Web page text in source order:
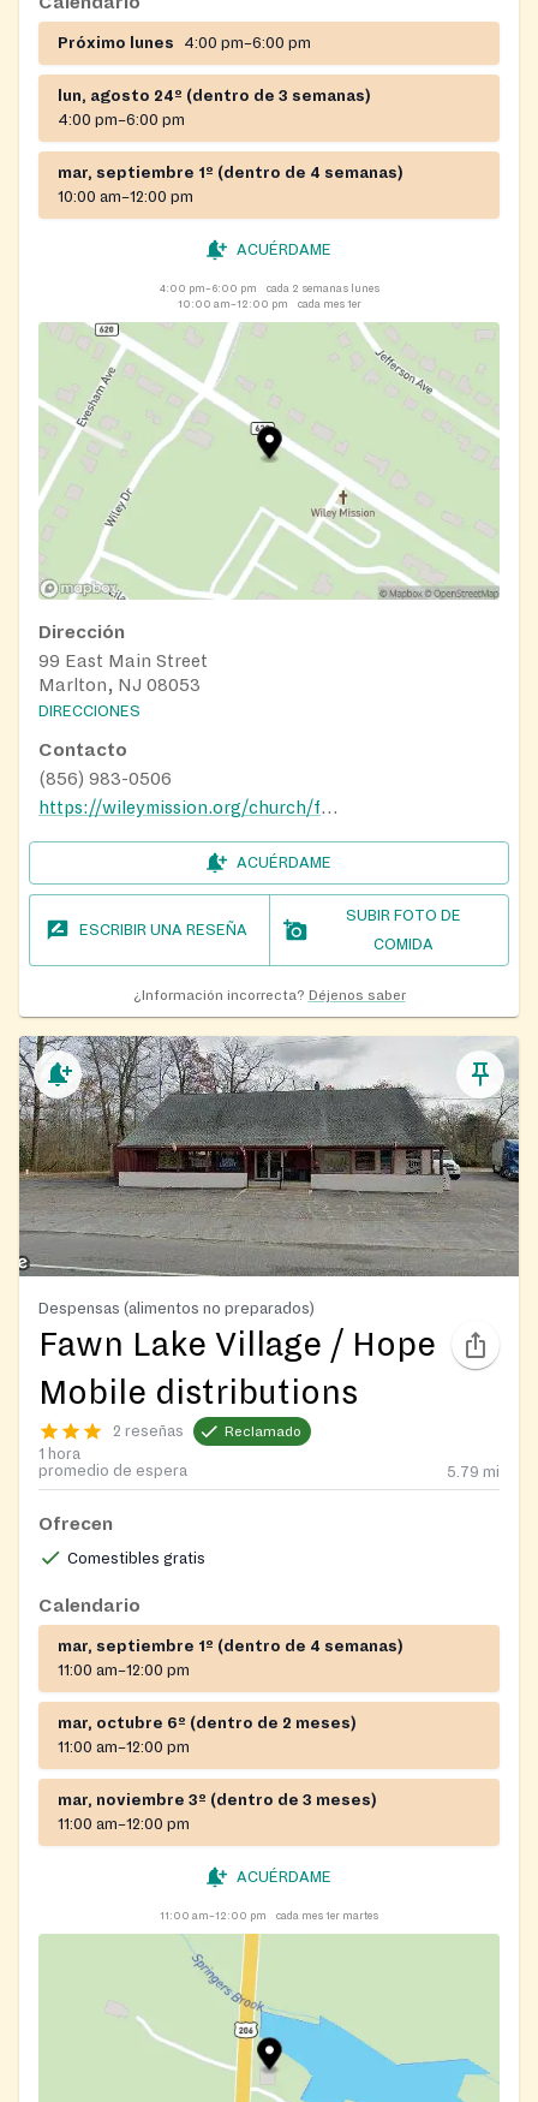
both donations and volunteers.
Próximo lunes 4:00 pm–6:00 pm
lun, agosto 24º (dentro de 3 semanas)
4:00 pm–6:00 pm
mar, septiembre 1º (dentro de 4 semanas)
10:00 am–12:00 pm
ACUÉRDAME
4:00 pm–6:00 pm
cada 2 semanas lunes
10:00 am–12:00 pm
cada mes 1er
Dirección
99 East Main Street
Marlton, NJ 08053
DIRECCIONES
Contacto
(856) 983-0506
https://wileymission.org/church/food-bank/
ACUÉRDAME
ESCRIBIR UNA RESEÑA
SUBIR FOTO DE
COMIDA
¿Información incorrecta? Déjenos saber
Despensas (alimentos no preparados)
Fawn Lake Village / Hope
Mobile distributions
2 reseñas Reclamado
1 hora
promedio de espera
5.79 mi
Ofrecen
Comestibles gratis
Calendario
mar, septiembre 1º (dentro de 4 semanas)
11:00 am–12:00 pm
mar, octubre 6º (dentro de 2 meses)
11:00 am–12:00 pm
mar, noviembre 3º (dentro de 3 meses)
11:00 am–12:00 pm
ACUÉRDAME
11:00 am–12:00 pm cada mes 1er martes